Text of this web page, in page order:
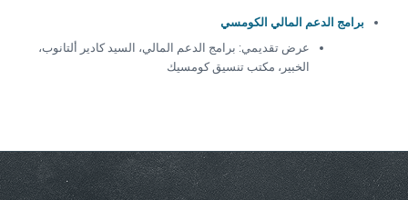
برامج الدعم المالي الكومسي
عرض تقديمي: برامج الدعم المالي، السيد كادير ألتانوب،
الخبير، مكتب تنسيق كومسيك